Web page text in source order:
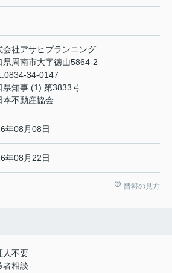
会社アサヒプランニング
県周南市大字徳山5864-2
0834-34-0147
県知事 (1) 第3833号
本不動産協会
年08月08日
年08月22日
情報の見方
人不要
者相談